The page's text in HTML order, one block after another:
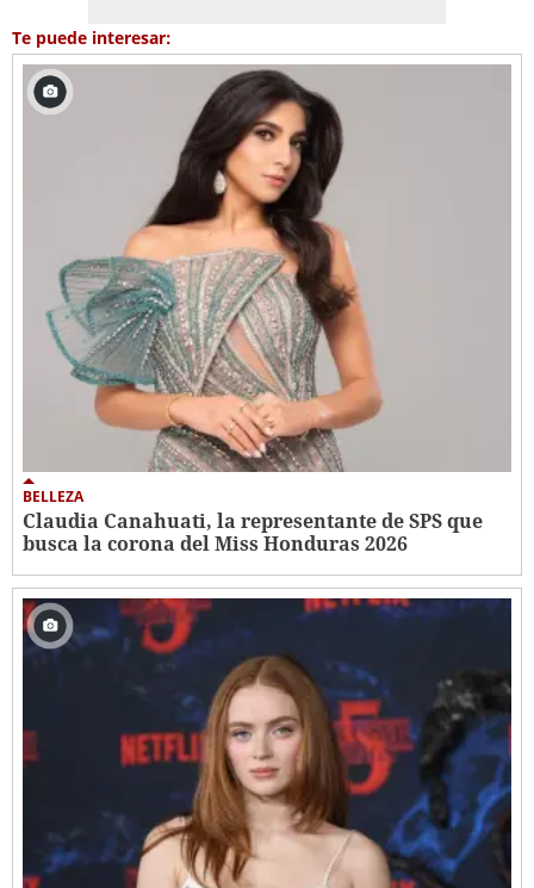
Te puede interesar:
BELLEZA
Claudia Canahuati, la representante de SPS que
busca la corona del Miss Honduras 2026